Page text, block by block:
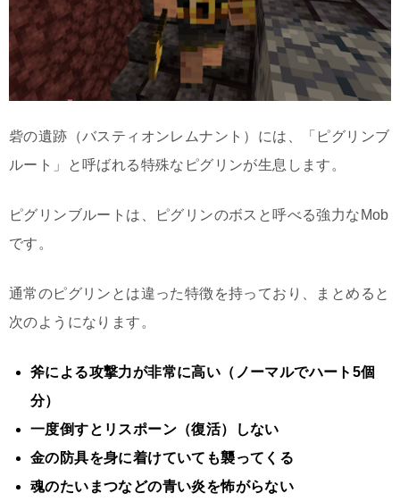
砦の遺跡（バスティオンレムナント）には、「ピグリンブ
ルート」と呼ばれる特殊なピグリンが生息します。
ピグリンブルートは、ピグリンのボスと呼べる強力なMob
です。
通常のピグリンとは違った特徴を持っており、まとめると
次のようになります。
斧による攻撃力が非常に高い（ノーマルでハート5個
分）
一度倒すとリスポーン（復活）しない
金の防具を身に着けていても襲ってくる
魂のたいまつなどの青い炎を怖がらない